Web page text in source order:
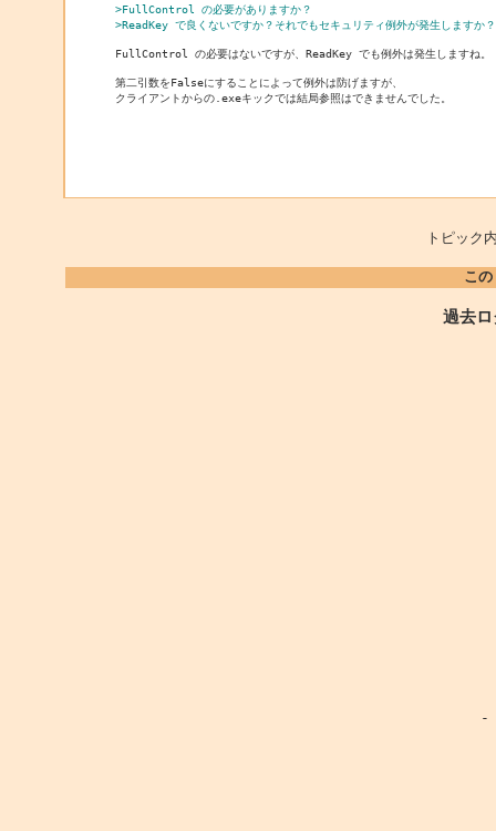
>FullControl の必要がありますか？
>ReadKey で良くないですか？それでもセキュリティ例外が発生しますか？
FullControl の必要はないですが、ReadKey でも例外は発生しますね。
第二引数をFalseにすることによって例外は防げますが、
クライアントからの.exeキックでは結局参照はできませんでした。
トピッ
こ
過去